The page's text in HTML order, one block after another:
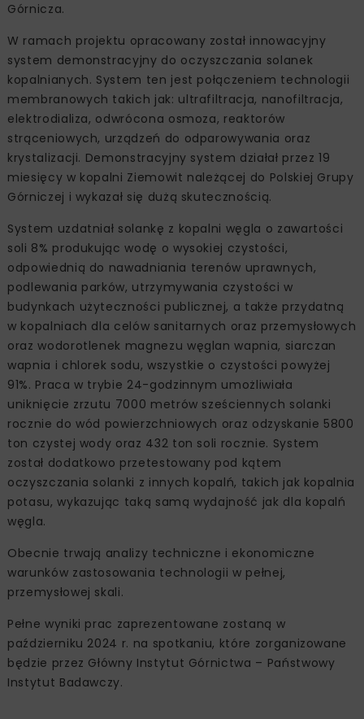
Górnicza.
W ramach projektu opracowany został innowacyjny
system demonstracyjny do oczyszczania solanek
kopalnianych. System ten jest połączeniem technologii
membranowych takich jak: ultrafiltracja, nanofiltracja,
elektrodializa, odwrócona osmoza, reaktorów
strąceniowych, urządzeń do odparowywania oraz
krystalizacji. Demonstracyjny system działał przez 19
miesięcy w kopalni Ziemowit należącej do Polskiej Grupy
Górniczej i wykazał się dużą skutecznością.
System uzdatniał solankę z kopalni węgla o zawartości
soli 8% produkując wodę o wysokiej czystości,
odpowiednią do nawadniania terenów uprawnych,
podlewania parków, utrzymywania czystości w
budynkach użyteczności publicznej, a także przydatną
w kopalniach dla celów sanitarnych oraz przemysłowych
oraz wodorotlenek magnezu węglan wapnia, siarczan
wapnia i chlorek sodu, wszystkie o czystości powyżej
91%. Praca w trybie 24-godzinnym umożliwiała
uniknięcie zrzutu 7000 metrów sześciennych solanki
rocznie do wód powierzchniowych oraz odzyskanie 5800
ton czystej wody oraz 432 ton soli rocznie. System
został dodatkowo przetestowany pod kątem
oczyszczania solanki z innych kopalń, takich jak kopalnia
potasu, wykazując taką samą wydajność jak dla kopalń
węgla.
Obecnie trwają analizy techniczne i ekonomiczne
warunków zastosowania technologii w pełnej,
przemysłowej skali.
Pełne wyniki prac zaprezentowane zostaną w
październiku 2024 r. na spotkaniu, które zorganizowane
będzie przez Główny Instytut Górnictwa – Państwowy
Instytut Badawczy.